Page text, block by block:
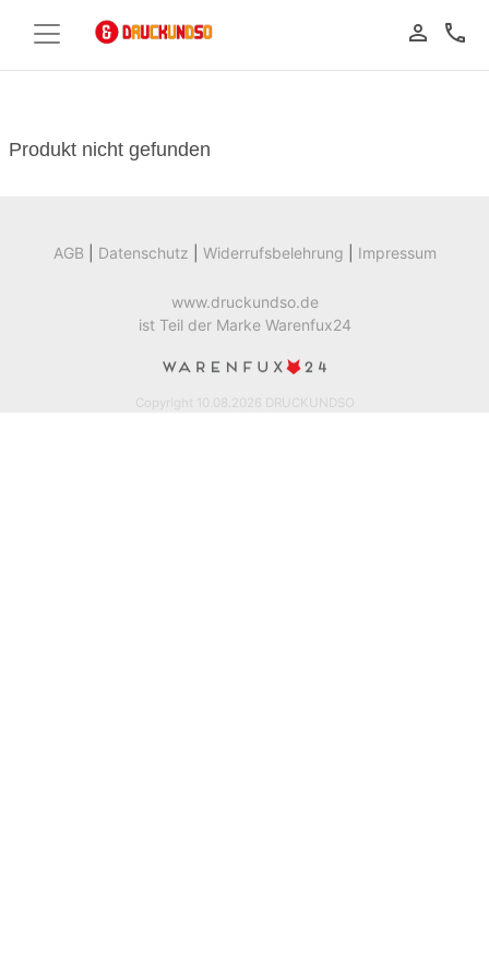
person_outline call
Produkt nicht gefunden
AGB Datenschutz Widerrufsbelehrung Impressum
www.druckundso.de
ist Teil der Marke Warenfux24
Copyright 10.08.2026 DRUCKUNDSO